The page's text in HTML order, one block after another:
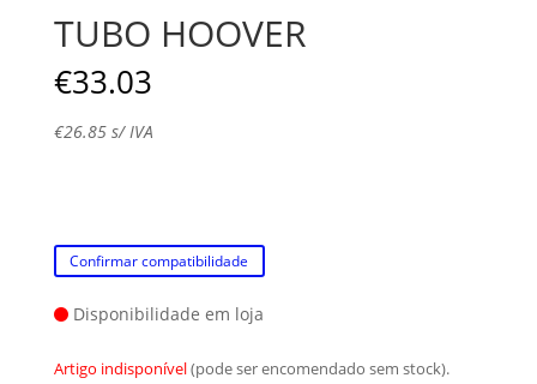
TUBO HOOVER
€33.03
€26.85s/ IVA
Confirmar compatibilidade
Disponibilidade em loja
Artigo indisponível(pode ser encomendado sem stock).